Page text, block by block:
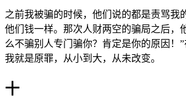
之前我被骗的时候，他们说的都是责骂我
他们钱一样。那次人财两空的骗局之后，
么不骗别人专门骗你？肯定是你的原因！
我就是原罪，从小到大，从未改变。
十